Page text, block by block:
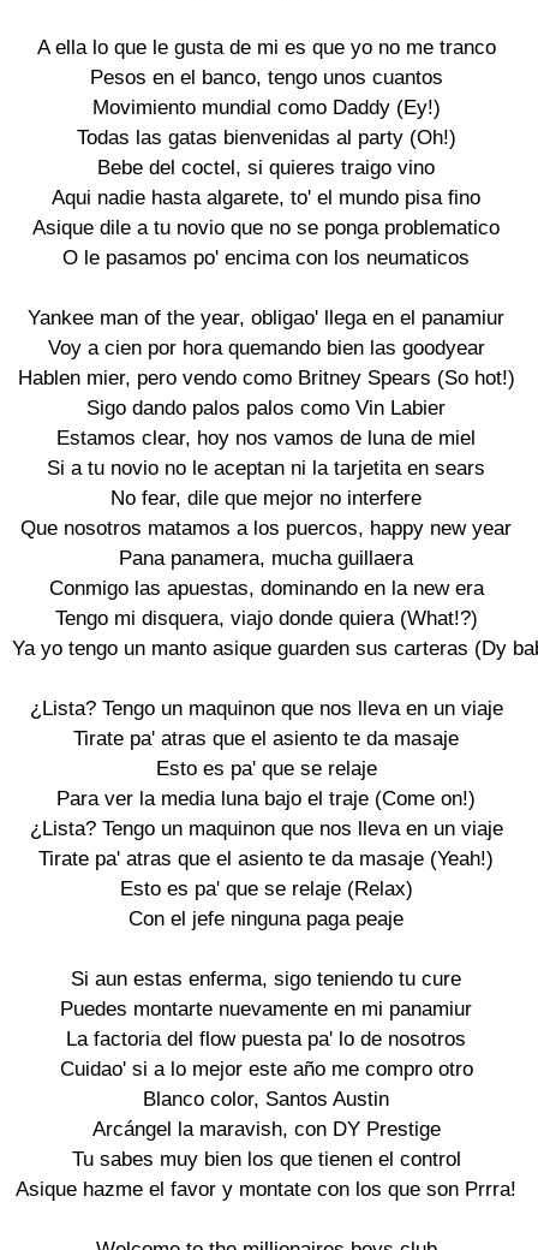
A ella lo que le gusta de mi es que yo no me tranco
Pesos en el banco, tengo unos cuantos
Movimiento mundial como Daddy (Ey!)
Todas las gatas bienvenidas al party (Oh!)
Bebe del coctel, si quieres traigo vino
Aqui nadie hasta algarete, to' el mundo pisa fino
Asique dile a tu novio que no se ponga problematico
O le pasamos po' encima con los neumaticos
Yankee man of the year, obligao' llega en el panamiur
Voy a cien por hora quemando bien las goodyear
Hablen mier, pero vendo como Britney Spears (So hot!)
Sigo dando palos palos como Vin Labier
Estamos clear, hoy nos vamos de luna de miel
Si a tu novio no le aceptan ni la tarjetita en sears
No fear, dile que mejor no interfere
Que nosotros matamos a los puercos, happy new year
Pana panamera, mucha guillaera
Conmigo las apuestas, dominando en la new era
Tengo mi disquera, viajo donde quiera (What!?)
Ya yo tengo un manto asique guarden sus carteras (Dy
¿Lista? Tengo un maquinon que nos lleva en un viaje
Tirate pa' atras que el asiento te da masaje
Esto es pa' que se relaje
Para ver la media luna bajo el traje (Come on!)
¿Lista? Tengo un maquinon que nos lleva en un viaje
Tirate pa' atras que el asiento te da masaje (Yeah!)
Esto es pa' que se relaje (Relax)
Con el jefe ninguna paga peaje
Si aun estas enferma, sigo teniendo tu cure
Puedes montarte nuevamente en mi panamiur
La factoria del flow puesta pa' lo de nosotros
Cuidao' si a lo mejor este año me compro otro
Blanco color, Santos Austin
Arcángel la maravish, con DY Prestige
Tu sabes muy bien los que tienen el control
Asique hazme el favor y montate con los que son Prrra!